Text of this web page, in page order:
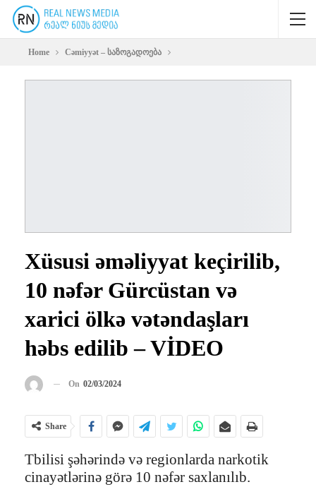
Home Cəmiyyət – საზოგადოება
Xüsusi əməliyyat keçirilib,
10 nəfər Gürcüstan və
xarici ölkə vətəndaşları
həbs edilib – VİDEO
On 02/03/2024
Share
Tbilisi şəhərində və regionlarda narkotik
cinayətlərinə görə 10 nəfər saxlanılıb.